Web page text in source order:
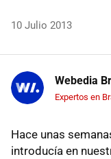
10 Julio 2013
Webedia
Expertos en
Hace unas
introducía en